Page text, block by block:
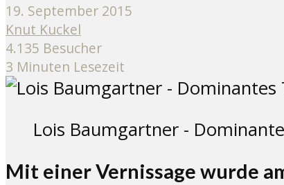
19. September 2015
Knut Kuckel
4.135 Besucher
3 Minuten Lesezeit
Lois Baumgartner -
Mit einer Vernissage wurde